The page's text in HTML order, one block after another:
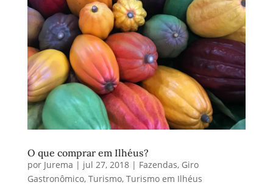
O que comprar em Ilhéus?
por Jurema | jul 27, 2018| Fazendas, Giro
Gastronômico, Turismo, Turismo em Ilhéus